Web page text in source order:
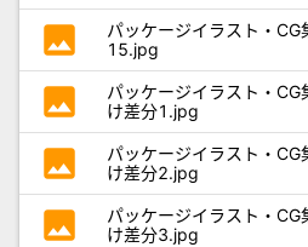
photo
パッケージイラスト・
15.jpg
photo
パッケージイラスト・
け差分1.jpg
photo
パッケージイラスト・
け差分2.jpg
photo
パッケージイラスト・
け差分3.jpg